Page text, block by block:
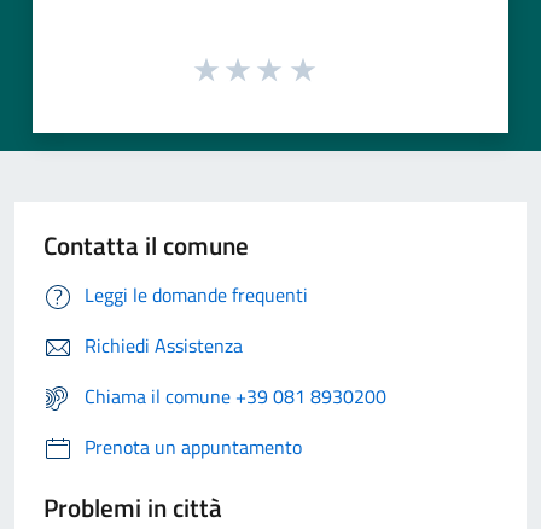
Contatta il comune
Leggi le domande frequenti
Richiedi Assistenza
Chiama il comune +39 081 8930200
Prenota un appuntamento
Problemi in città